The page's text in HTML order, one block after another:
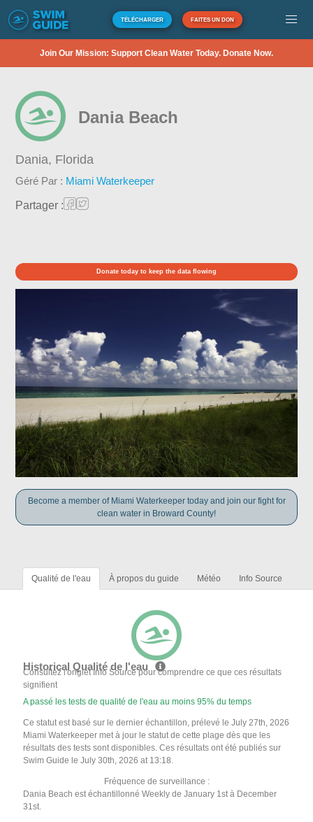
TÉLÉCHARGER FAITES UN DON
Join Our Mission: Support Clean Water Today. Donate Now.
Dania Beach
Dania, Florida
Géré Par : Miami Waterkeeper
Partager :
Donate today to keep the data flowing
Become a member of Miami Waterkeeper today and join our fight for
clean water in Broward County!
Qualité de l'eau À propos du guide Météo Info Source
Historical Qualité de l'eau
Consultez l'onglet Info Source pour comprendre ce que ces résultats
signifient
A passé les tests de qualité de l'eau au moins 95% du temps
Ce statut est basé sur le dernier échantillon, prélevé le July 27th, 2026
Miami Waterkeeper met à jour le statut de cette plage dès que les
résultats des tests sont disponibles. Ces résultats ont été publiés sur
Swim Guide le July 30th, 2026 at 13:18.
Fréquence de surveillance :
Dania Beach est échantillonné Weekly de January 1st à December
31st.